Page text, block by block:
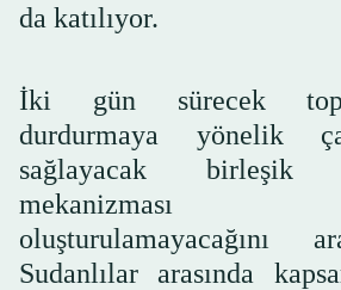
da katılıyor.
İki gün sürecek
durdurmaya yönelik
sağlayacak
mekanizması
oluşturulamayacağını
Sudanlılar arasında